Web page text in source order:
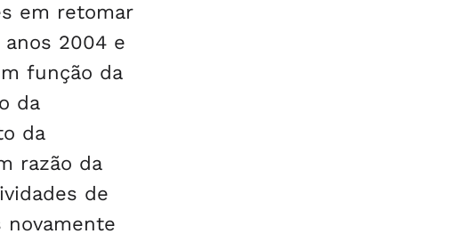
em retomar
anos 2004 e
função da
da
da
razão da
de
novamente